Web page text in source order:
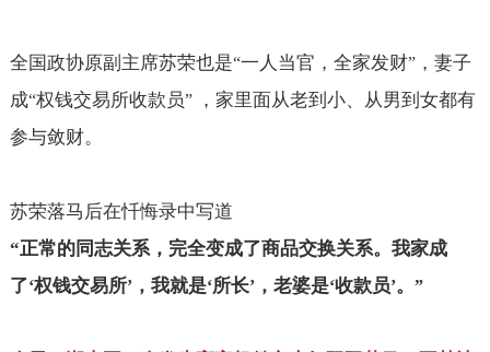
全国政协原副主席苏荣也是“一人当官，全家发财”，妻子
成“权钱交易所收款员”
，家里面从老到小、从男到女都有
参与敛财。
苏荣落马后在忏悔录中写道
“正常的同志关系，完全变成了商品交换关系。我家成
了‘权钱交易所’，我就是‘所长’，老婆是‘收款员’。 ”